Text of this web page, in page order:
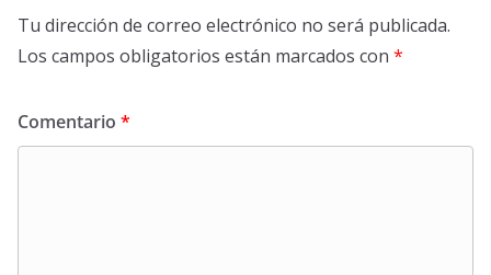
Tu dirección de correo electrónico no será publicada.
Los campos obligatorios están marcados con *
Comentario *